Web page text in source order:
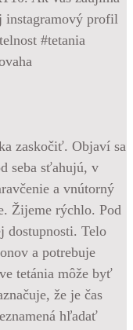
instagramový profil
#tetania